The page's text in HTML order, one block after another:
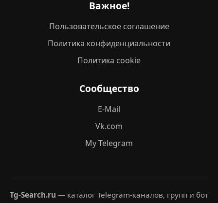
Важное!
Пользовательское соглашение
Политика конфиденциальности
Политика cookie
Сообщество
E-Mail
Vk.com
My Telegram
Tg-Search.ru — каталог Telegram-каналов, групп и бот